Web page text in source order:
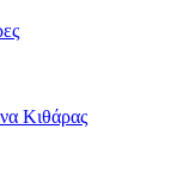
Κιθάρας